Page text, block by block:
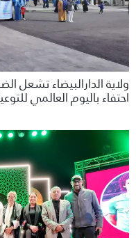
ولاية الدارالبيضاء تشعل
احتفاء باليوم العالمي